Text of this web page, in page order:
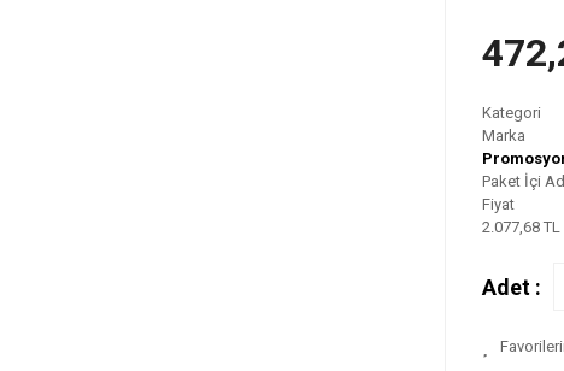
Kategori
Marka
Paket İçi
Fiyat
2.077,68
Adet :